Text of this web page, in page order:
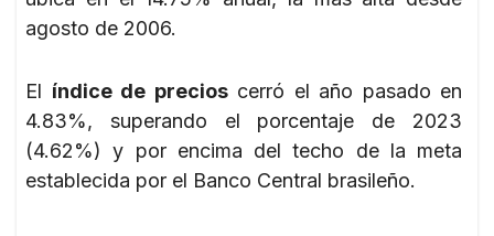
agosto de 2006.
El índice de precioscerró el año pasado en
4.83%, superando el porcentaje de 2023
(4.62%) y por encima del techo de la meta
establecida por el Banco Central brasileño.